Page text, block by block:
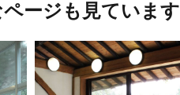
ージも見ています